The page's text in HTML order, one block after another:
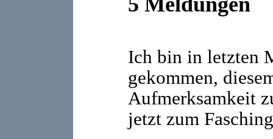
Ich bin in letzten
gekommen,
Aufmerksamkeit
jetzt zum